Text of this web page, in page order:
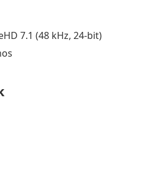
7.1 (48 kHz, 24-bit)